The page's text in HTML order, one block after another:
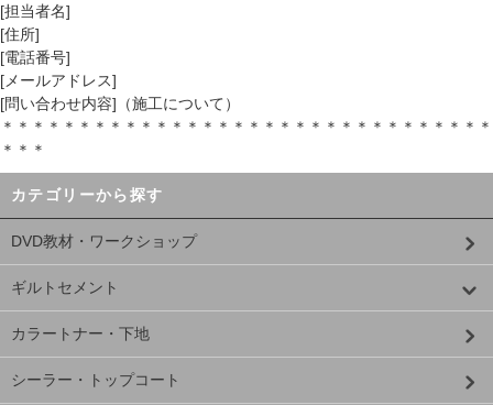
[担当者名]
[住所]
[電話番号]
[メールアドレス]
[問い合わせ内容]（施工について）
＊＊＊＊＊＊＊＊＊＊＊＊＊＊＊＊＊＊＊＊＊＊＊＊＊＊＊＊＊＊＊＊
＊＊＊
カテゴリーから探す
DVD教材・ワークショップ
ギルトセメント
カラートナー・下地
シーラー・トップコート